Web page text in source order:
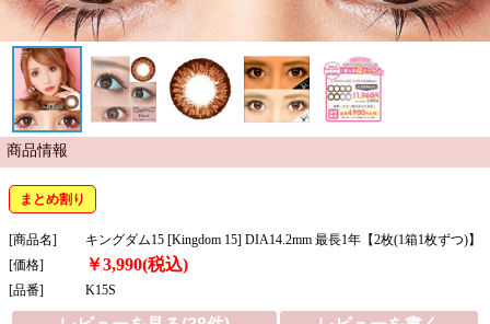
商品情報
まとめ割り
[商品名]
キングダム15 [Kingdom 15] DIA14.2mm 最長1年【2枚(1箱1枚ずつ)】
[価格]
￥3,990(税込)
[品番] K15S